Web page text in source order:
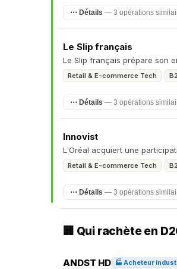
⋯ Détails — 3 opérations
Le Slip français
Le Slip français prépare son
Retail & E-commerce Tech
⋯ Détails — 3 opérations
Innovist
L'Oréal acquiert une
Retail & E-commerce Tech
⋯ Détails — 3 opérations
🏢 Qui rachète en
ANDST HD 🏭 Acheteur